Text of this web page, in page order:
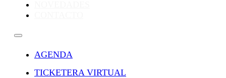
AGENDA
TICKETERA VIRTUAL